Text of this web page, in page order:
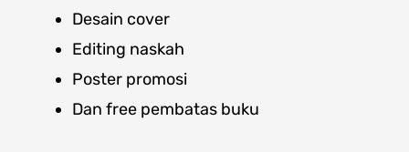
Desain cover
Editing naskah
Poster promosi
Dan free pembatas buku